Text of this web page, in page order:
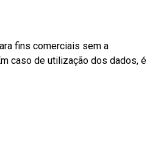
fins comerciais sem a
caso de utilização dos dados, é